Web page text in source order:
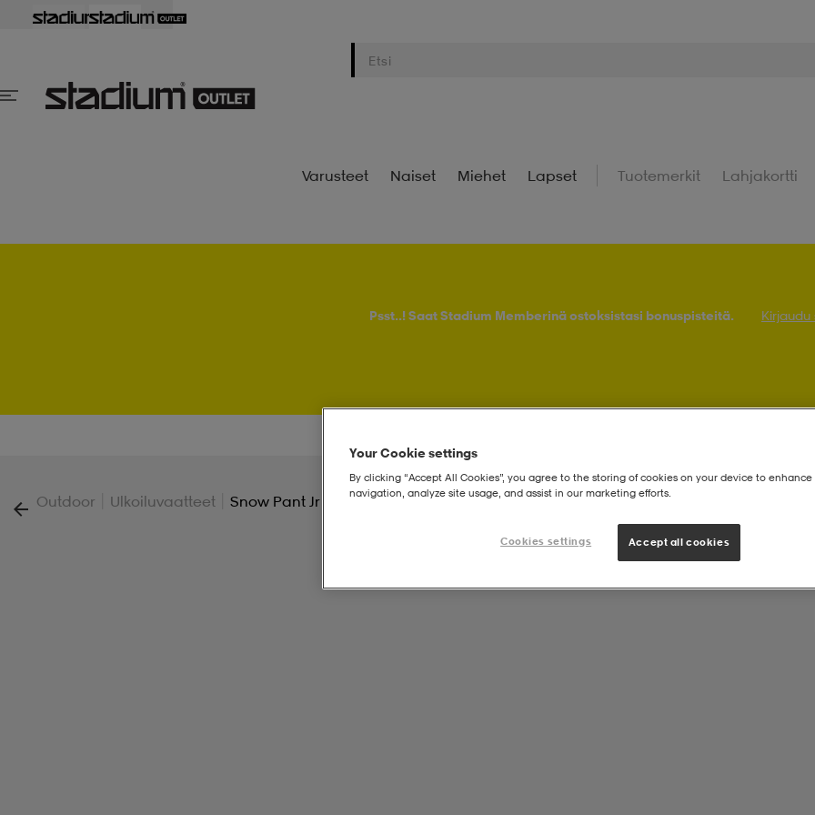
Varusteet Naiset Miehet Lapset Tuotemerkit Lahjakortti
Psst..! Saat Stadium Memberinä ostoksistasi bonuspisteitä. Kirjaudu
Outdoor Ulkoiluvaatteet Snow Pant Jr
Your Cookie settings
By clicking “Accept All Cookies”, you agree to the storing of cookies on your device to enhance
navigation, analyze site usage, and assist in our marketing efforts.
Cookies settings Accept all cookies